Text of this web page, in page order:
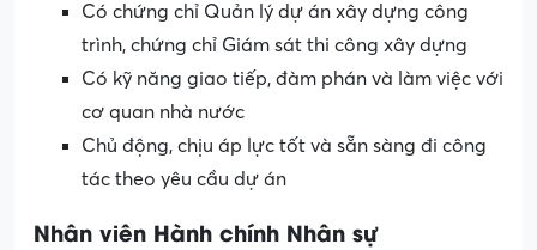
Có chứng chỉ Quản lý dự án xây dựng công
trình, chứng chỉ Giám sát thi công xây dựng
Có kỹ năng giao tiếp, đàm phán và làm việc với
cơ quan nhà nước
Chủ động, chịu áp lực tốt và sẵn sàng đi công
tác theo yêu cầu dự án
Nhân viên Hành chính Nhân sự